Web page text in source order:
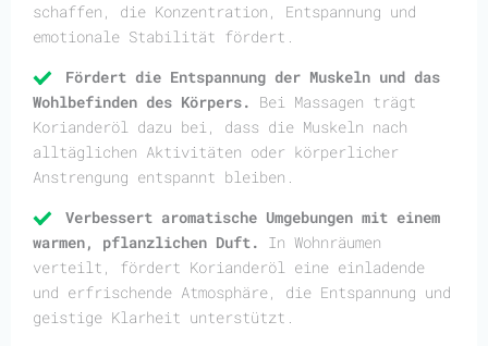
schaffen, die Konzentration, Entspannung und
emotionale Stabilität fördert.
Fördert die Entspannung der Muskeln und das
Wohlbefinden des Körpers. Bei Massagen trägt
Korianderöl dazu bei, dass die Muskeln nach
alltäglichen Aktivitäten oder körperlicher
Anstrengung entspannt bleiben.
Verbessert aromatische Umgebungen mit einem
warmen, pflanzlichen Duft. In Wohnräumen
verteilt, fördert Korianderöl eine einladende
und erfrischende Atmosphäre, die Entspannung und
geistige Klarheit unterstützt.